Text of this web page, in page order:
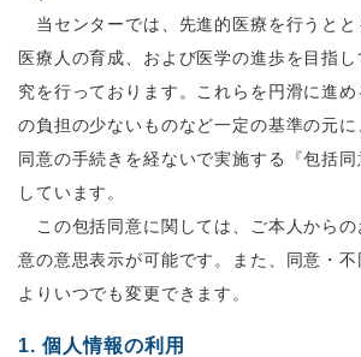
当センターでは、先進的医療を行うとと
医療人の育成、および医学の進歩を目指
究を行っております。これらを円滑に進
の負担の少ないものなど一定の基準の元
同意の手続きを経ないで実施する『包括
しています。
この包括同意に関しては、ご本人からの
意の意思表示が可能です。また、同意・
よりいつでも変更できます。
1. 個人情報の利用